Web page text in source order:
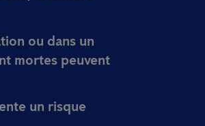
ou dans un
mortes peuvent
un risque